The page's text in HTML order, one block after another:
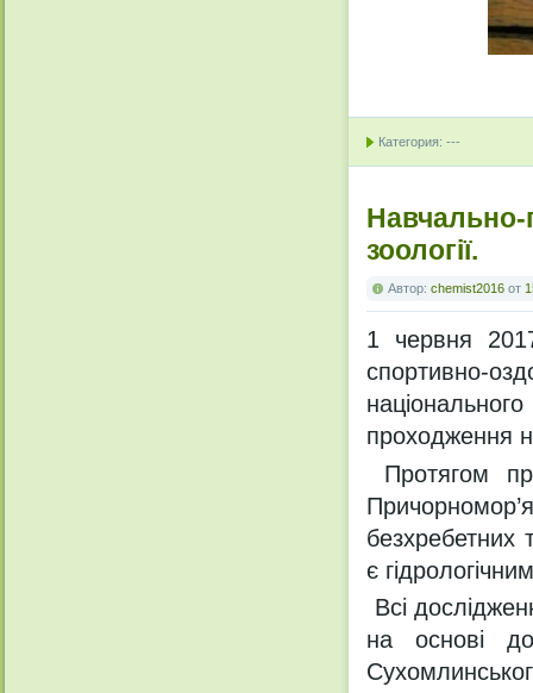
Категория: ---
Навчально-
зоології.
Автор: chemist2016 от
1 червня
спортивно-
проходження
Протягом
безхребетних
є
Всі
на основі